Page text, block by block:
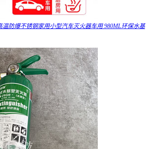
防爆不锈钢家用小型汽车灭火器车用 980ML环保水基